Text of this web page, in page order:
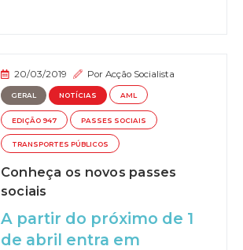
20/03/2019 PorAcção Socialista
GERAL NOTÍCIAS AML
EDIÇÃO 947 PASSES SOCIAIS
TRANSPORTES PÚBLICOS
Conheça os novos passes
sociais
A partir do próximo de 1
de abril entra em